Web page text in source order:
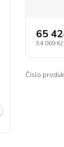
65
54 069 Kč
Číslo